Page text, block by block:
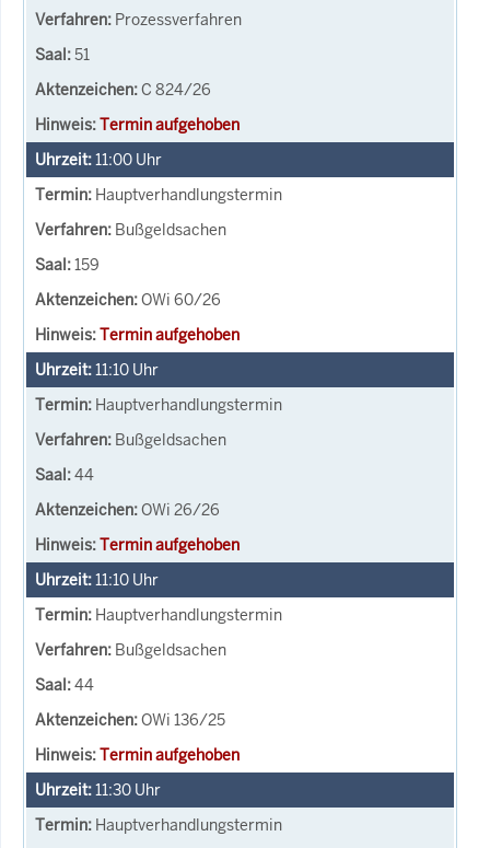
Prozessverfahren
51
C 824/26
Termin aufgehoben
11:00 Uhr
Hauptverhandlungstermin
Bußgeldsachen
159
OWi 60/26
Termin aufgehoben
11:10 Uhr
Hauptverhandlungstermin
Bußgeldsachen
44
OWi 26/26
Termin aufgehoben
11:10 Uhr
Hauptverhandlungstermin
Bußgeldsachen
44
OWi 136/25
Termin aufgehoben
11:30 Uhr
Hauptverhandlungstermin